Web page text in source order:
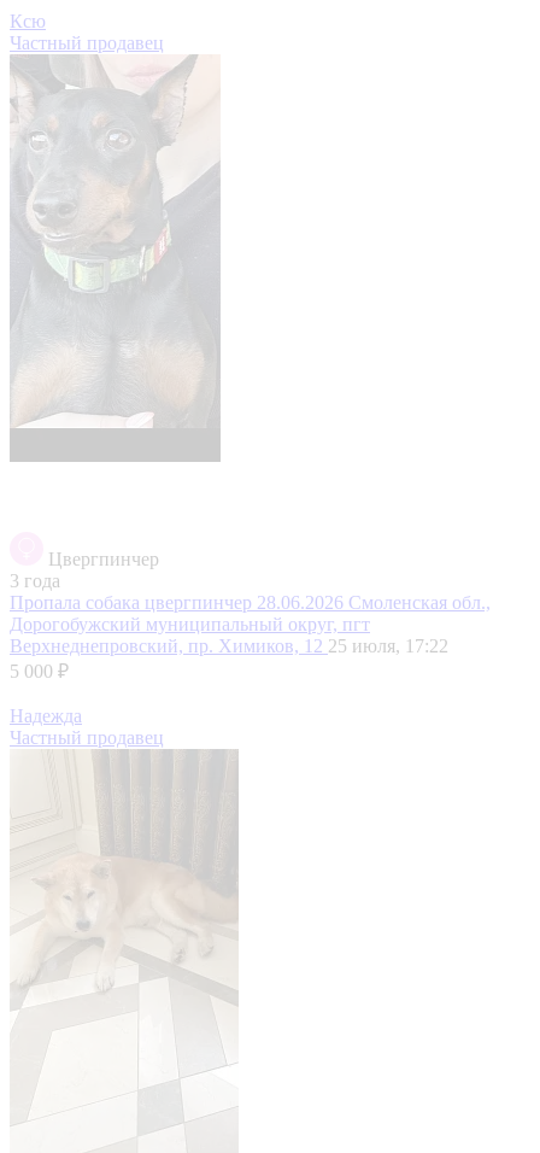
Ксю
Частный продавец
Цвергпинчер
3 года
Пропала собака цвергпинчер 28.06.2026 Смоленская обл.,
Дорогобужский муниципальный округ, пгт
Верхнеднепровский, пр. Химиков, 12 25 июля, 17:22
5 000 ₽
Надежда
Частный продавец